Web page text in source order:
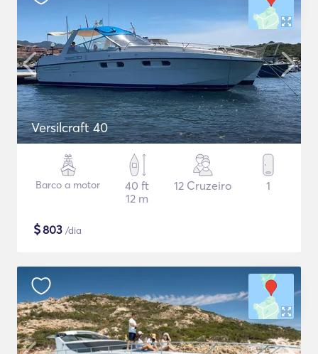
Versilcraft 40
Barco a motor
40 ft
12 m
12 Cruzeiro 1
$803 /dia